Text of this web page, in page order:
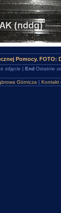
Pomocy. FOTO:
zdjęcie | EndOstatnie
Górnicza | Kontakt